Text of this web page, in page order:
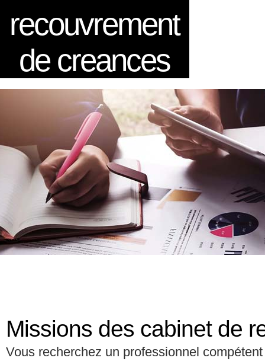
recouvrement
de creances
Missions des cabinet de
Vous recherchez un professionnel